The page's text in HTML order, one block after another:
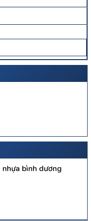
bình dương